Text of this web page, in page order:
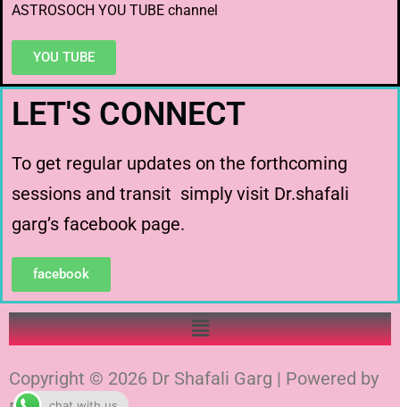
ASTROSOCH YOU TUBE channel
YOU TUBE
LET'S CONNECT
To get regular updates on the forthcoming
sessions and transit simply visit Dr.shafali
garg’s facebook page.
facebook
Copyright © 2026 Dr Shafali Garg | Powered by